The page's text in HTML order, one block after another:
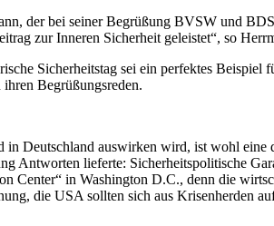
der bei seiner Begrüßung BVSW und
zur Inneren Sicherheit geleistet“, so
Sicherheitstag sei ein perfektes
Begrüßungsreden.
Deutschland auswirken wird, ist wohl eine
Antworten lieferte: Sicherheitspolitische
Center“ in Washington D.C., denn die
die USA sollten sich aus Krisenherden